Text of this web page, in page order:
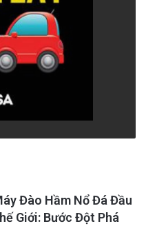
Đào Hầm Nổ Đá Đầu
Giới: Bước Đột Phá